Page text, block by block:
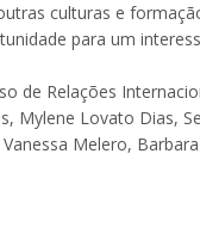
culturas e
para um
de Relações
Mylene Lovato Dias,
Melero,